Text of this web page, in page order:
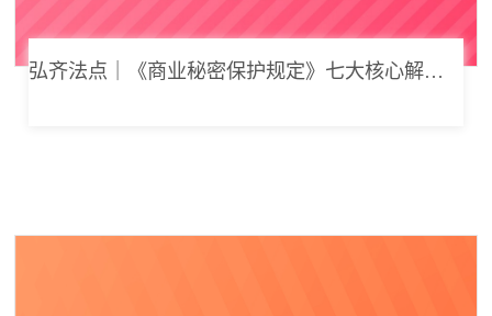
弘齐法点｜《商业秘密保护规定》七大核心解读，浅谈企业商业秘密合规管理新思路